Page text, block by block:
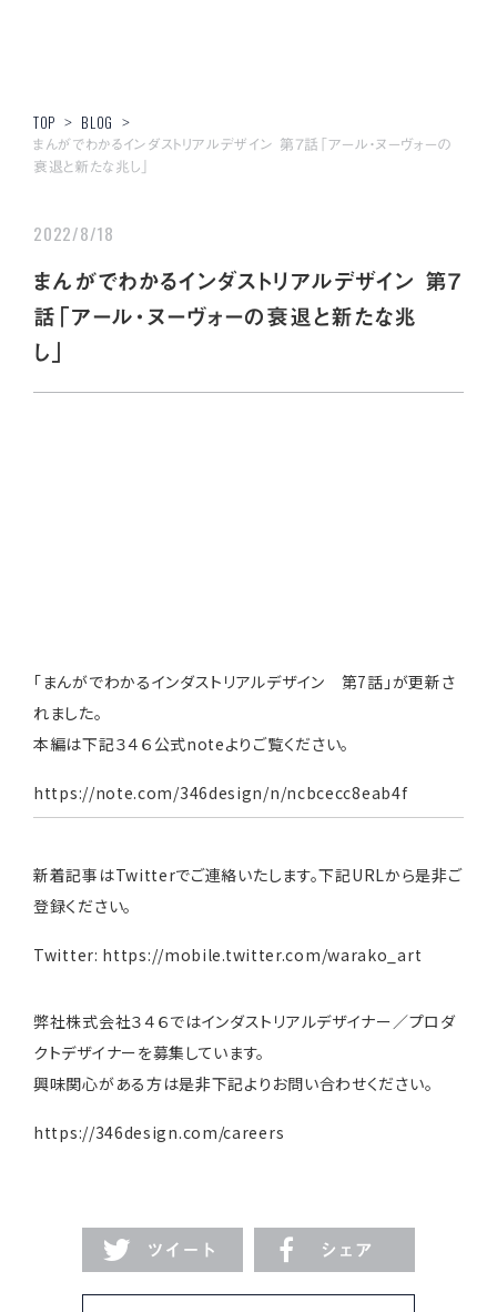
TOP > BLOG >
まんがでわかるインダストリアルデザイン 第7話「アール・ヌーヴォーの
衰退と新たな兆し」
2022/8/18
まんがでわかるインダストリアルデザイン 第7
話「アール・ヌーヴォーの衰退と新たな兆
し」
「まんがでわかるインダストリアルデザイン 第7話」が更新さ
れました。
本編は下記３４６公式noteよりご覧ください。
https://note.com/346design/n/ncbcecc8eab4f
新着記事はTwitterでご連絡いたします。下記URLから是非ご
登録ください。
Twitter: https://mobile.twitter.com/warako_art
弊社株式会社３４６ではインダストリアルデザイナー／プロダ
クトデザイナーを募集しています。
興味関心がある方は是非下記よりお問い合わせください。
https://346design.com/careers
ツイート シェア